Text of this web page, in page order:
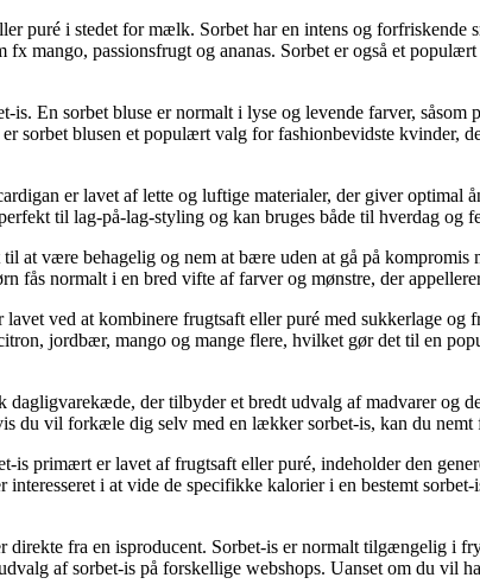
puré i stedet for mælk. Sorbet har en intens og forfriskende
mango, passionsfrugt og ananas. Sorbet er også et
En sorbet bluse er normalt i lyse og levende farver, såsom
sorbet blusen et populært valg for fashionbevidste kvinder,
er lavet af lette og luftige materialer, der giver optimal
til lag-på-lag-styling og kan bruges både til hverdag og
at være behagelig og nem at bære uden at gå på
fås normalt i en bred vifte af farver og mønstre, der
ved at kombinere frugtsaft eller puré med sukkerlage og
jordbær, mango og mange flere, hvilket gør det til en
der tilbyder et bredt udvalg af madvarer og
du vil forkæle dig selv med en lækker sorbet-is, kan du
is primært er lavet af frugtsaft eller puré, indeholder den
i at vide de specifikke kalorier i en bestemt sorbet-
fra en isproducent. Sorbet-is er normalt tilgængelig i
af sorbet-is på forskellige webshops. Uanset om du vil